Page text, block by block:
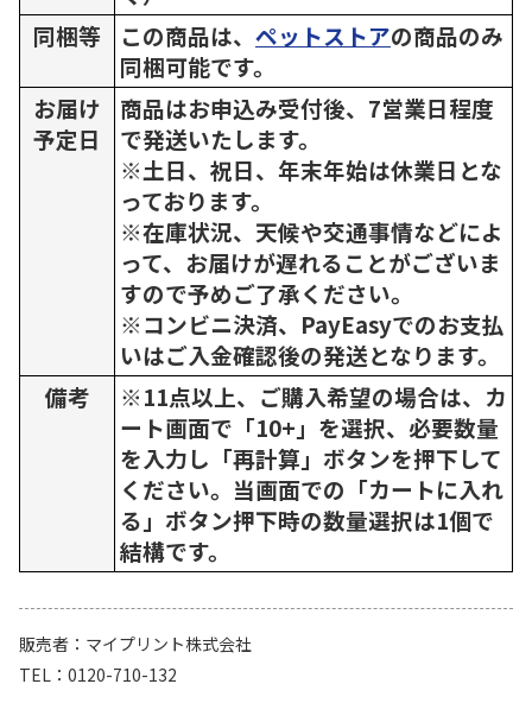
同梱等
この商品は、 ペットストアの商品のみ
同梱可能です。
お届け
予定日
商品はお申込み受付後、7営業日程度
で発送いたします。
※土日、祝日、年末年始は休業日とな
っております。
※在庫状況、天候や交通事情などによ
って、お届けが遅れることがございま
すので予めご了承ください。
※コンビニ決済、PayEasyでのお支払
いはご入金確認後の発送となります。
備考
※11点以上、ご購入希望の場合は、カ
ート画面で「10+」を選択、必要数量
を入力し「再計算」ボタンを押下して
ください。当画面での「カートに入れ
る」ボタン押下時の数量選択は1個で
結構です。
販売者
マイプリント株式会社
TEL
0120-710-132